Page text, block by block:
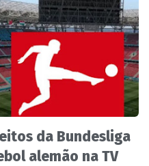
da Bundesliga
alemão na TV